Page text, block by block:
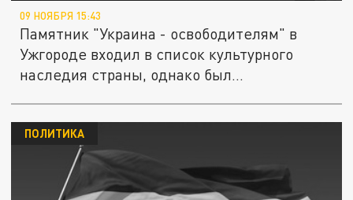
09 НОЯБРЯ 15:43
Памятник "Украина - освободителям" в
Ужгороде входил в список культурного
наследия страны, однако был...
ПОЛИТИКА